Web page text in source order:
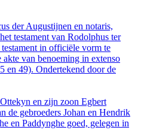
der Augustijnen en notaris,
testament van Rodolphus ter
in officiële vorm te
van benoeming in extenso
en 49). Ondertekend door de
en zijn zoon Egbert
de gebroeders Johan en Hendrik
en Paddynghe goed, gelegen in